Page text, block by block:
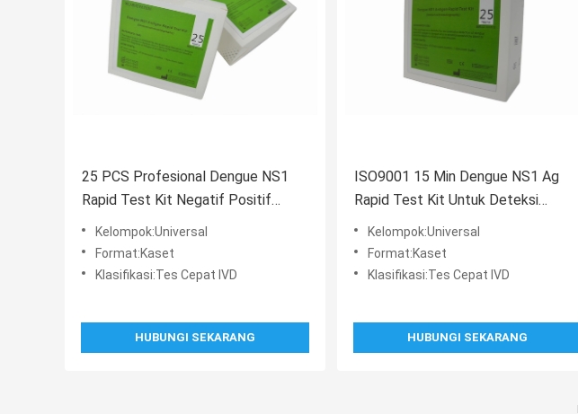
25 PCS Profesional Dengue NS1
Rapid Test Kit Negatif Positif
Dengue Test Kit
Kelompok:Universal
Format:Kaset
Klasifikasi:Tes Cepat IVD
HUBUNGI SEKARANG
ISO9001 15 Min Dengue NS1 Ag
Rapid Test Kit Untuk Deteksi
Kualitatif
Kelompok:Universal
Format:Kaset
Klasifikasi:Tes Cepat IVD
HUBUNGI SEKARANG